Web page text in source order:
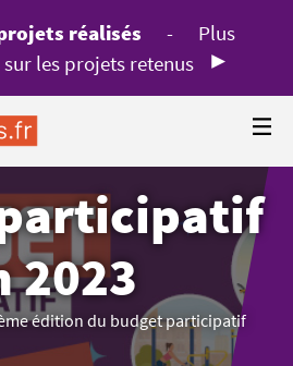
réalisés -
Plus
les projets retenus
2023
édition du budget participatif